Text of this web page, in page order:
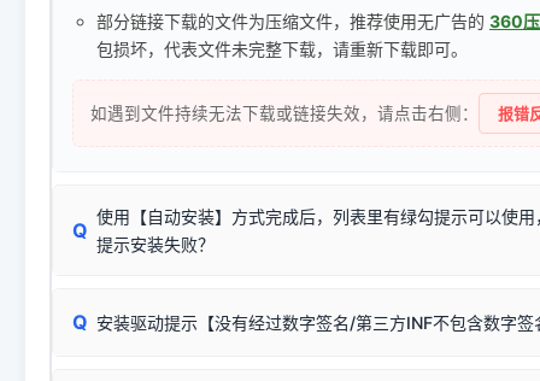
部分链接下载的文件为压缩文件，推荐使用无广告的 360
包损坏，代表文件未完整下载，请重新下载即可。
如遇到文件持续无法下载或链接失效，请点击右侧： 报错
Q
使用【自动安装】方式完成后，列表里有绿勾提示可以使
提示安装失败？
由于本站驱动包集成了32位和64位驱动，自动安装程序在运
Q 安装驱动提示【没有经过数字签名/第三方INF不包含数字